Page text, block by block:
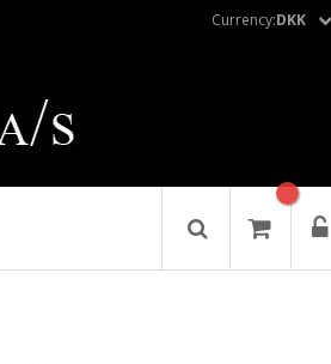
Currency:DKK